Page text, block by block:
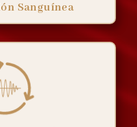
Sanguínea